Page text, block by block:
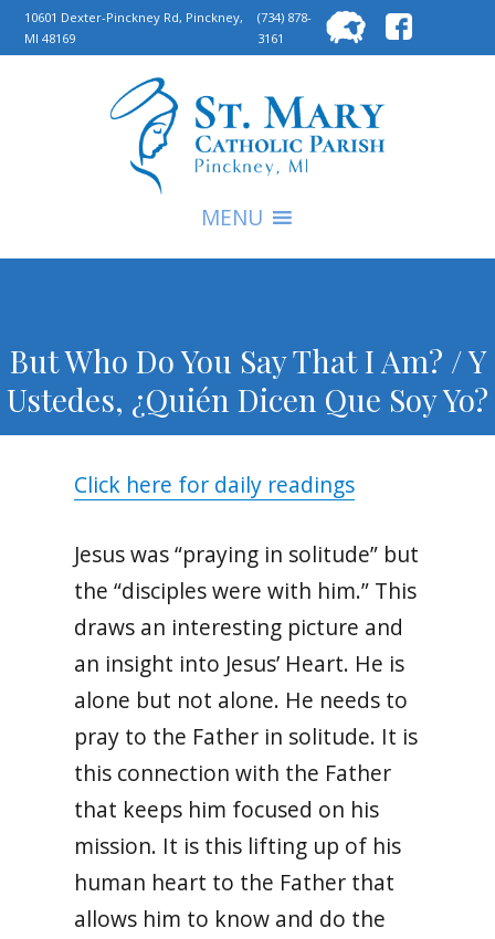
10601 Dexter-Pinckney Rd, Pinckney,
MI 48169
(734) 878-
3161
for:
MENU
But Who Do You Say That I Am? / Y
Ustedes, ¿Quién Dicen Que Soy Yo?
Click here for daily readings
Jesus was “praying in solitude” but
the “disciples were with him.” This
draws an interesting picture and
an insight into Jesus’ Heart. He is
alone but not alone. He needs to
pray to the Father in solitude. It is
this connection with the Father
that keeps him focused on his
mission. It is this lifting up of his
human heart to the Father that
allows him to know and do the